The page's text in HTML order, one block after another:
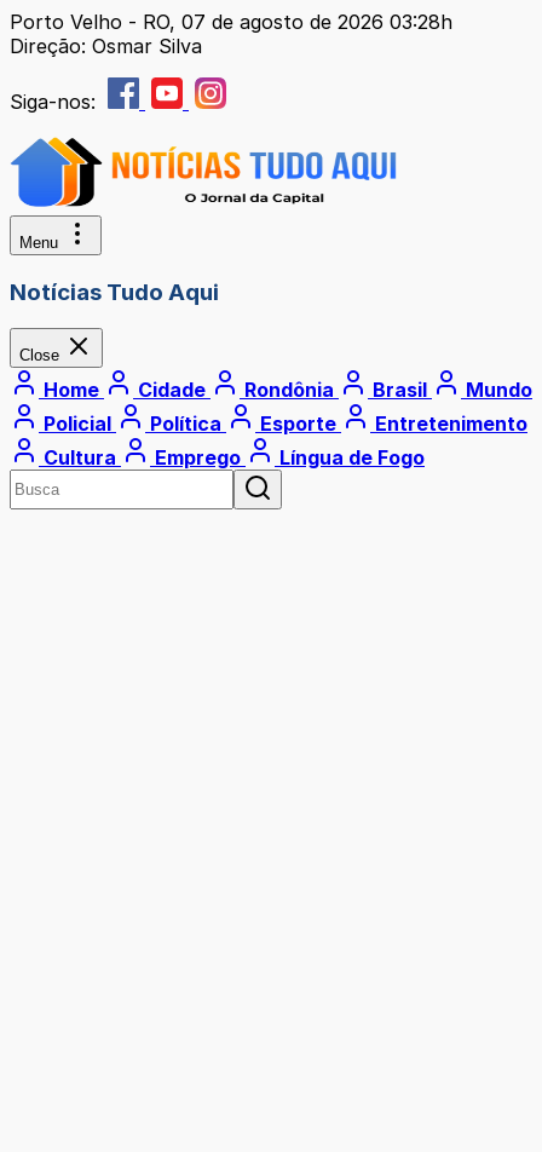
Porto Velho - RO, 07 de agosto de 2026 03:28h
Direção: Osmar Silva
Siga-nos:
Menu
Notícias Tudo Aqui
Close
Home Cidade Rondônia Brasil
Mundo
Policial
Política Esporte
Entretenimento
Cultura
Emprego Língua de Fogo